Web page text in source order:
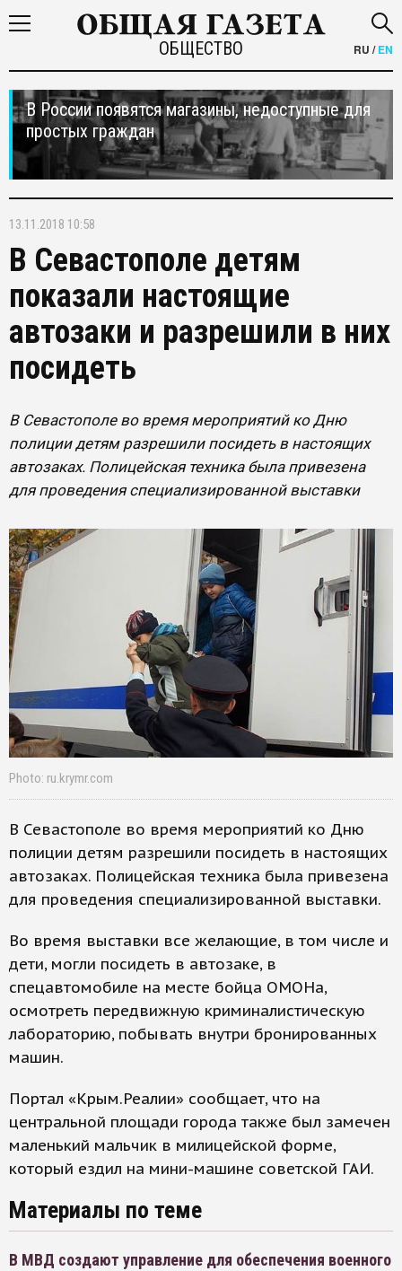
ОБЩЕСТВО RU /EN
В России появятся магазины, недоступные для
простых граждан
13.11.2018 10:58
В Севастополе детям
показали настоящие
автозаки и разрешили в них
посидеть
В Севастополе во время мероприятий ко Дню
полиции детям разрешили посидеть в настоящих
автозаках. Полицейская техника была привезена
для проведения специализированной выставки
Photo: ru.krymr.com
В Севастополе во время мероприятий ко Дню
полиции детям разрешили посидеть в настоящих
автозаках. Полицейская техника была привезена
для проведения специализированной выставки.
Во время выставки все желающие, в том числе и
дети, могли посидеть в автозаке, в
спецавтомобиле на месте бойца ОМОНа,
осмотреть передвижную криминалистическую
лабораторию, побывать внутри бронированных
машин.
Портал «Крым.Реалии» сообщает, что на
центральной площади города также был замечен
маленький мальчик в милицейской форме,
который ездил на мини-машине советской ГАИ.
Материалы по теме
В МВД создают управление для обеспечения военного